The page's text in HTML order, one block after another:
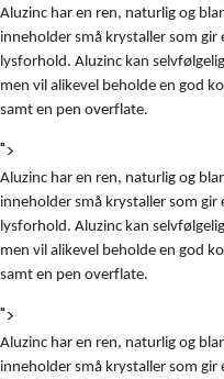
Aluzinc har en ren, naturlig og
inneholder små krystaller som
lysforhold. Aluzinc kan
men vil alikevel beholde en god
samt en pen overflate.
">
Aluzinc har en ren, naturlig og
inneholder små krystaller som
lysforhold. Aluzinc kan
men vil alikevel beholde en god
samt en pen overflate.
">
Aluzinc har en ren, naturlig og
inneholder små krystaller som
Skip to main content
Blikkenslagerarbeid
Taktekking
FOAMGLAS®
Ventilasjon